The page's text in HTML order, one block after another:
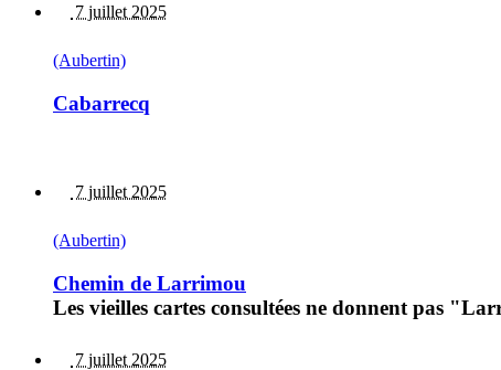
7 juillet 2025
(Aubertin)
Cabarrecq
7 juillet 2025
(Aubertin)
Chemin de Larrimou
Les vieilles cartes consultées ne donnent pas
7 juillet 2025